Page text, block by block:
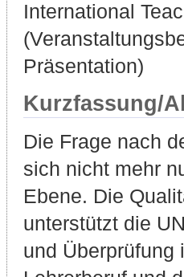
International
Präsentation)
Kurzfassung/
Die Frage nach
sich nicht mehr
Ebene. Die
unterstützt die
und Überprüfung